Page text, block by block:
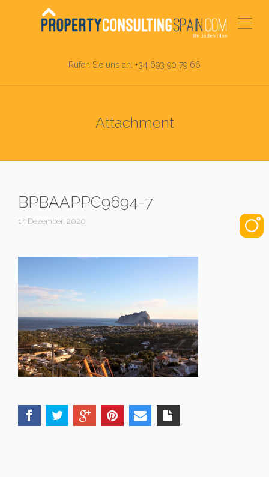
Rufen Sie uns an: +34 693 90 79 66
Attachment
BPBAAPPC9694-7
14 Dezember, 2020